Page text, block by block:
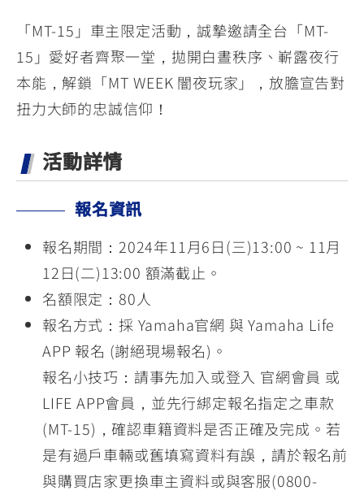
「MT-15」車主限定活動，誠摯邀請全台「MT-
15」愛好者齊聚一堂，拋開白晝秩序、嶄露夜行
本能，解鎖「MT WEEK 闇夜玩家」，放膽宣告對
扭力大師的忠誠信仰！
活動詳情
報名資訊
報名期間：2024年11月6日(三)13:00 ~ 11月
12日(二)13:00 額滿截止。
名額限定：80人
報名方式：採 Yamaha官網 與 Yamaha Life
APP 報名 (謝絕現場報名)。
報名小技巧：請事先加入或登入 官網會員 或
LIFE APP會員，並先行綁定報名指定之車款
(MT-15)，確認車籍資料是否正確及完成。若
是有過戶車輛或舊填寫資料有誤，請於報名前
與購買店家更換車主資料或與客服(0800-